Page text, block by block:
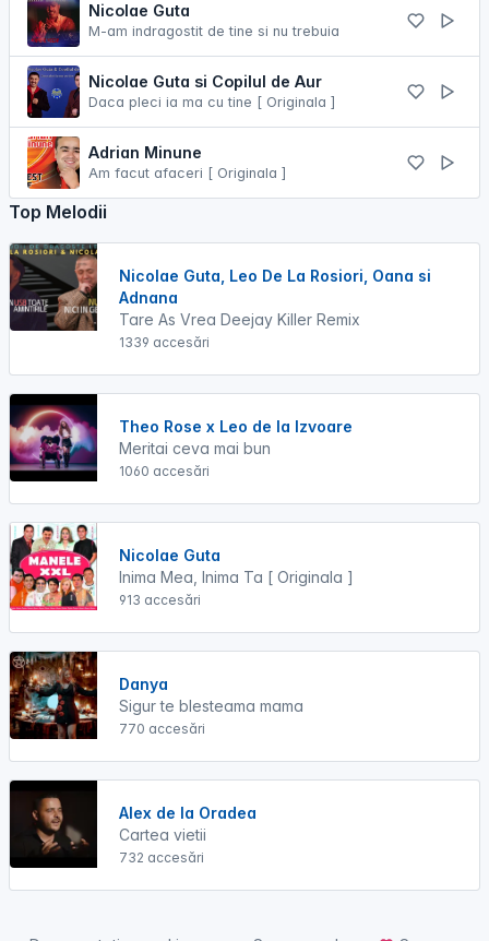
Nicolae Guta
M-am indragostit de tine si nu trebuia
Nicolae Guta si Copilul de Aur
Daca pleci ia ma cu tine [ Originala ]
Adrian Minune
Am facut afaceri [ Originala ]
Top Melodii
Nicolae Guta, Leo De La Rosiori, Oana si
Adnana
Tare As Vrea Deejay Killer Remix
1339 accesări
Theo Rose x Leo de la Izvoare
Meritai ceva mai bun
1060 accesări
Nicolae Guta
Inima Mea, Inima Ta [ Originala ]
913 accesări
Danya
Sigur te blesteama mama
770 accesări
Alex de la Oradea
Cartea vietii
732 accesări